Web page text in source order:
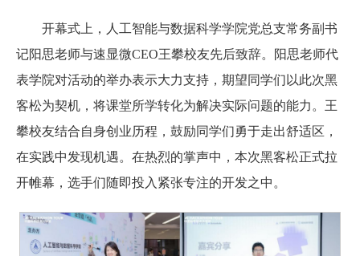
开幕式上，人工智能与数据科学学院党总支常务副书
记阳思老师与速显微CEO王攀校友先后致辞。阳思老师代
表学院对活动的举办表示大力支持，期望同学们以此次黑
客松为契机，将课堂所学转化为解决实际问题的能力。王
攀校友结合自身创业历程，鼓励同学们勇于走出舒适区，
在实践中发现机遇。在热烈的掌声中，本次黑客松正式拉
开帷幕，选手们随即投入紧张专注的开发之中。